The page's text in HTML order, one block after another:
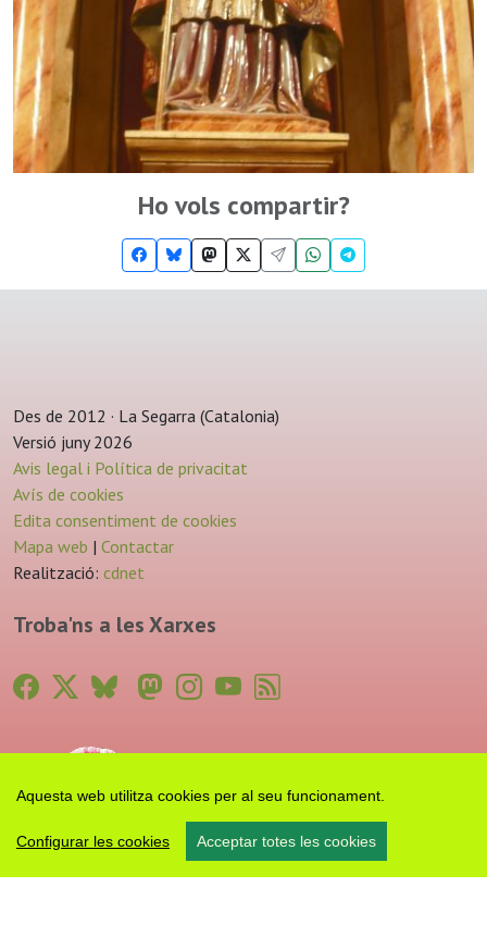
Aquesta web utilitza cookies per al seu funcionament.
Configurar les cookies Acceptar totes les cookies
Ho vols compartir?
Des de 2012 · La Segarra (Catalonia)
Versió juny 2026
Avis legal i Política de privacitat
Avís de cookies
Edita consentiment de cookies
Mapa web | Contactar
Realització: cdnet
Troba'ns a les Xarxes